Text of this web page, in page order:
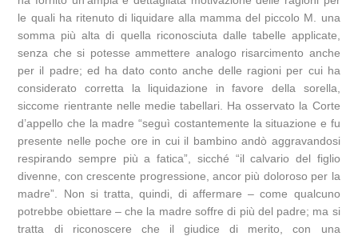
le quali ha ritenuto di liquidare alla mamma del piccolo M. una
somma più alta di quella riconosciuta dalle tabelle applicate,
senza che si potesse ammettere analogo risarcimento anche
per il padre; ed ha dato conto anche delle ragioni per cui ha
considerato corretta la liquidazione in favore della sorella,
siccome rientrante nelle medie tabellari. Ha osservato la Corte
d’appello che la madre “seguì costantemente la situazione e fu
presente nelle poche ore in cui il bambino andò aggravandosi
respirando sempre più a fatica”, sicché “il calvario del figlio
divenne, con crescente progressione, ancor più doloroso per la
madre”. Non si tratta, quindi, di affermare – come qualcuno
potrebbe obiettare – che la madre soffre di più del padre; ma si
tratta di riconoscere che il giudice di merito, con una